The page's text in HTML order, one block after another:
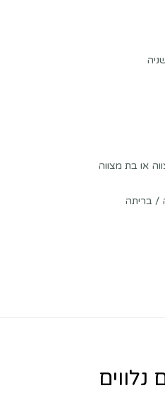
או בת מצווה
/ בריתה
נלווים